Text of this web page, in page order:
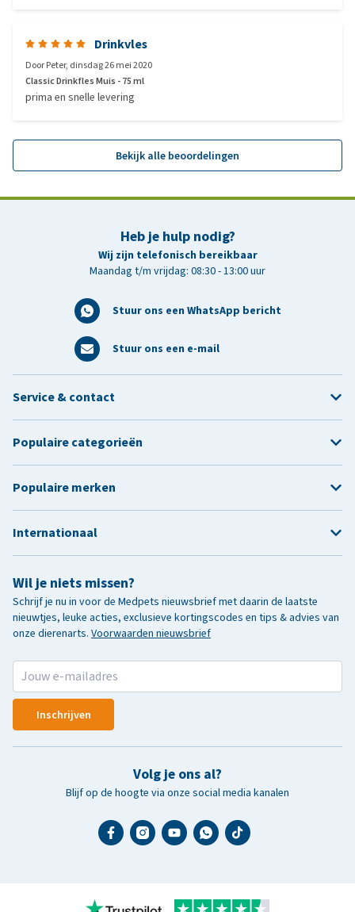
Drinkvles
DoorPeter, dinsdag 26 mei 2020
Classic Drinkfles Muis - 75 ml
prima en snelle levering
Bekijk alle beoordelingen
Heb je hulp nodig?
Wij zijn telefonisch bereikbaar
Maandag t/m vrijdag: 08:30 - 13:00 uur
Stuur ons een WhatsApp bericht
Stuur ons een e-mail
Wil je niets missen?
Schrijf je nu in voor de Medpets nieuwsbrief met daarin de laatste
nieuwtjes, leuke acties, exclusieve kortingscodes en tips & advies van
onze dierenarts. Voorwaarden nieuwsbrief
Inschrijven
Volg je ons al?
Blijf op de hoogte via onze social media kanalen
Service & contact
Populaire categorieën
Populaire merken
Internationaal